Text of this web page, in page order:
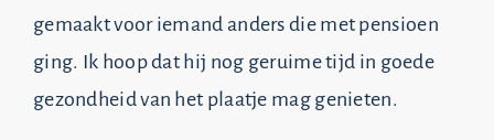
gemaakt voor iemand anders die met pensioen
ging. Ik hoop dat hij nog geruime tijd in goede
gezondheid van het plaatje mag genieten.